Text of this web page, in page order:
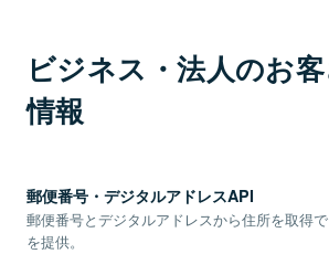
ビジネス・法人のお
情報
郵便番号・デジタルアドレスAPI
郵便番号とデジタルアドレスから住所を取得
を提供。